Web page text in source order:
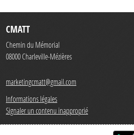
CMATT
Chemin du Mémorial
08000Charleville-Mézières
marketingcmatt@gmail.com
Informations légales
Signaler un contenu inapproprié